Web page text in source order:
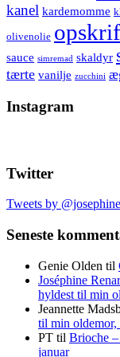
kanel kardemomme
olivenolie
sauce simremad skaldyr
tærte vanilje zucchini
Instagram
Twitter
Tweets by
Seneste
Genie Olden til
Joséphine
hyldest til min
Jeannette
til min oldemor,
PT til Brioche –
januar